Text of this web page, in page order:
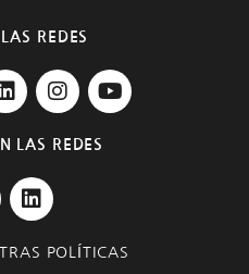
REDES
L
i
k
d
I
n
t
m
Y
o
LAS REDES
L
i
k POLÍTICAS